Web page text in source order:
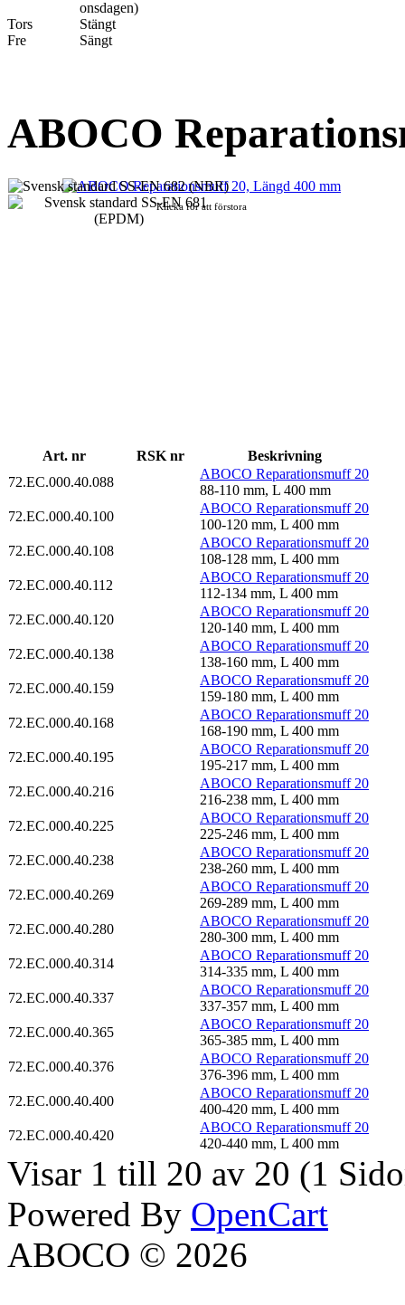
onsdagen)
Tors
Stängt
Fre
Sängt
ABOCO
Klicka för att förstora
Art. nr RSK nr
Beskrivning
72.EC.000.40.088
ABOCO Reparationsmuff 20
88-110 mm, L 400 mm
72.EC.000.40.100
ABOCO Reparationsmuff 20
100-120 mm, L 400 mm
72.EC.000.40.108
ABOCO Reparationsmuff 20
108-128 mm, L 400 mm
72.EC.000.40.112
ABOCO Reparationsmuff 20
112-134 mm, L 400 mm
72.EC.000.40.120
ABOCO Reparationsmuff 20
120-140 mm, L 400 mm
72.EC.000.40.138
ABOCO Reparationsmuff 20
138-160 mm, L 400 mm
72.EC.000.40.159
ABOCO Reparationsmuff 20
159-180 mm, L 400 mm
72.EC.000.40.168
ABOCO Reparationsmuff 20
168-190 mm, L 400 mm
72.EC.000.40.195
ABOCO Reparationsmuff 20
195-217 mm, L 400 mm
72.EC.000.40.216
ABOCO Reparationsmuff 20
216-238 mm, L 400 mm
72.EC.000.40.225
ABOCO Reparationsmuff 20
225-246 mm, L 400 mm
72.EC.000.40.238
ABOCO Reparationsmuff 20
238-260 mm, L 400 mm
72.EC.000.40.269
ABOCO Reparationsmuff 20
269-289 mm, L 400 mm
72.EC.000.40.280
ABOCO Reparationsmuff 20
280-300 mm, L 400 mm
72.EC.000.40.314
ABOCO Reparationsmuff 20
314-335 mm, L 400 mm
72.EC.000.40.337
ABOCO Reparationsmuff 20
337-357 mm, L 400 mm
72.EC.000.40.365
ABOCO Reparationsmuff 20
365-385 mm, L 400 mm
72.EC.000.40.376
ABOCO Reparationsmuff 20
376-396 mm, L 400 mm
72.EC.000.40.400
ABOCO Reparationsmuff 20
400-420 mm, L 400 mm
72.EC.000.40.420
ABOCO Reparationsmuff 20
420-440 mm, L 400 mm
Visar 1 till 20 av 20 (1
Powered By OpenCart
ABOCO © 2026